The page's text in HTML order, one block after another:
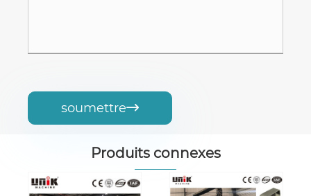
soumettre
Produits connexes